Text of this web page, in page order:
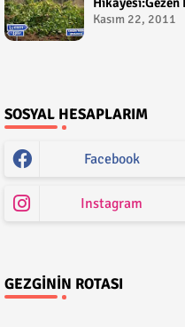
Kasım 22, 2011
SOSYAL HESAPLARIM
Facebook
Instagram
GEZGININ ROTASI